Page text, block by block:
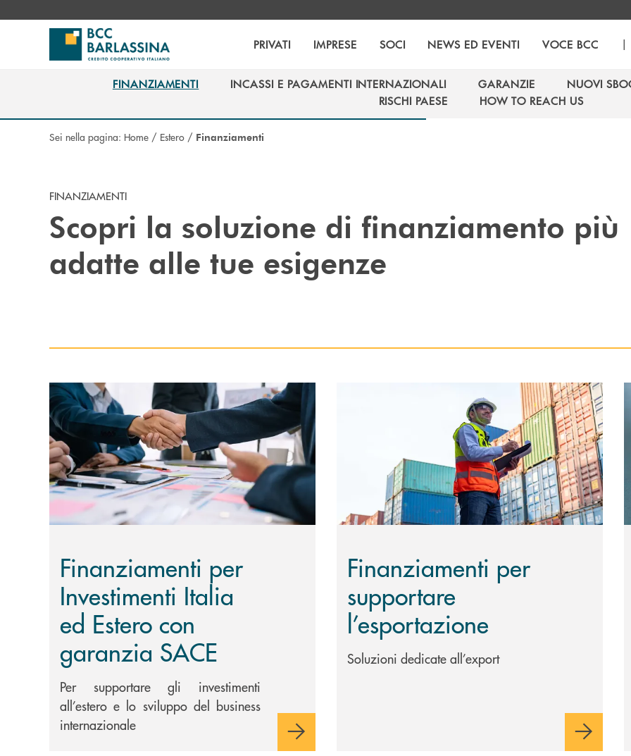
PRIVATI IMPRESE SOCI NEWS ED EVENTI VOCE BCC |
FINANZIAMENTI
INCASSI E PAGAMENTI INTERNAZIONALI
INCASSI E PAGAMENTI INTERNAZIONALI
GARANZIE
GARANZIE
NUOVI
NUOVI
RISCHI PAESE
RISCHI PAESE
HOW TO REACH US
Sei nella pagina: Home / Estero / Finanziamenti
FINANZIAMENTI
Scopri la soluzione di finanziamento più
adatte alle tue esigenze
Scopri di più Finanziamenti per Investimenti Italia ed Estero con garanzia SACE
Finanziamenti per
Investimenti Italia
ed Estero con
garanzia SACE
Per supportare gli investimenti
all’estero e lo sviluppo del business
internazionale
Scopri di più Finanziamenti per supportare
Finanziamenti per
supportare
l’esportazione
Soluzioni dedicate all’export